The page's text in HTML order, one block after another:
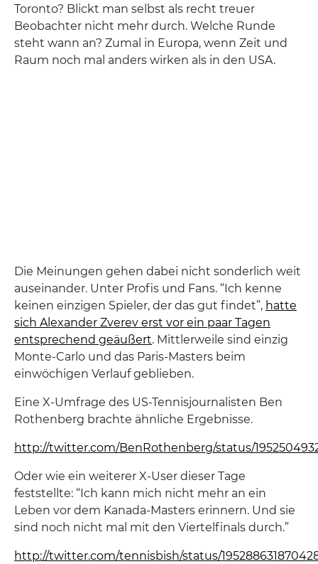
Toronto? Blickt man selbst als recht treuer
Beobachter nicht mehr durch. Welche Runde
steht wann an? Zumal in Europa, wenn Zeit und
Raum noch mal anders wirken als in den USA.
Die Meinungen gehen dabei nicht sonderlich weit
auseinander. Unter Profis und Fans. “Ich kenne
keinen einzigen Spieler, der das gut findet”, hatte
sich Alexander Zverev erst vor ein paar Tagen
entsprechend geäußert. Mittlerweile sind einzig
Monte-Carlo und das Paris-Masters beim
einwöchigen Verlauf geblieben.
Eine X-Umfrage des US-Tennisjournalisten Ben
Rothenberg brachte ähnliche Ergebnisse.
http://twitter.com/BenRothenberg/status/
Oder wie ein weiterer X-User dieser Tage
feststellte: “Ich kann mich nicht mehr an ein
Leben vor dem Kanada-Masters erinnern. Und sie
sind noch nicht mal mit den Viertelfinals durch.”
http://twitter.com/tennisbish/status/